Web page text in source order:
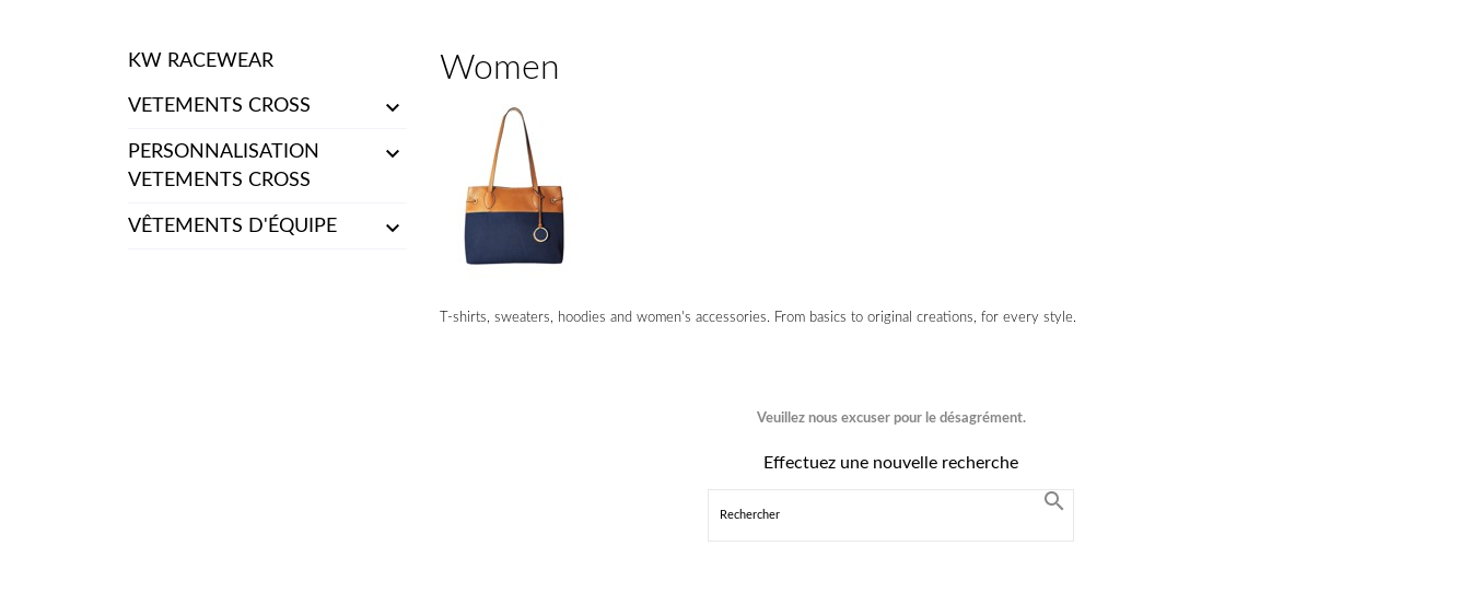
KW RACEWEAR
VETEMENTS CROSS 
PERSONNALISATION
VETEMENTS CROSS

VÊTEMENTS D'ÉQUIPE 
Women
T-shirts, sweaters, hoodies and women's accessories. From basics to original creations, for every style.
Veuillez nous excuser pour le désagrément.
Effectuez une nouvelle recherche
